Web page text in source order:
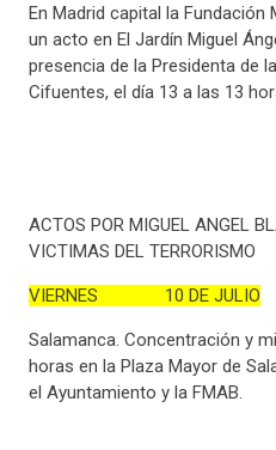
En Madrid capital la Fundación
un acto en El Jardín Miguel
presencia de la Presidenta de
Cifuentes, el día 13 a las 13
ACTOS POR MIGUEL ANGEL
VICTIMAS DEL TERRORISMO
VIERNES 10 DE JULIO
Salamanca. Concentración y
horas en la Plaza Mayor de
el Ayuntamiento y la FMAB.